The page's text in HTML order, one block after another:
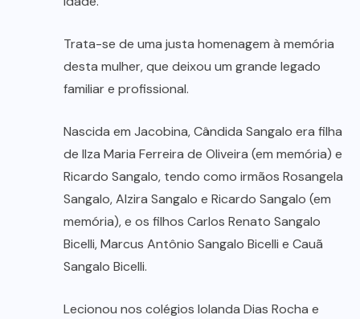
Trata-se de uma justa homenagem à memória
desta mulher, que deixou um grande legado
familiar e profissional.
Nascida em Jacobina, Cândida Sangalo era filha
de Ilza Maria Ferreira de Oliveira (em memória) e
Ricardo Sangalo, tendo como irmãos Rosangela
Sangalo, Alzira Sangalo e Ricardo Sangalo (em
memória), e os filhos Carlos Renato Sangalo
Bicelli, Marcus Antônio Sangalo Bicelli e Cauã
Sangalo Bicelli.
Lecionou nos colégios Iolanda Dias Rocha e